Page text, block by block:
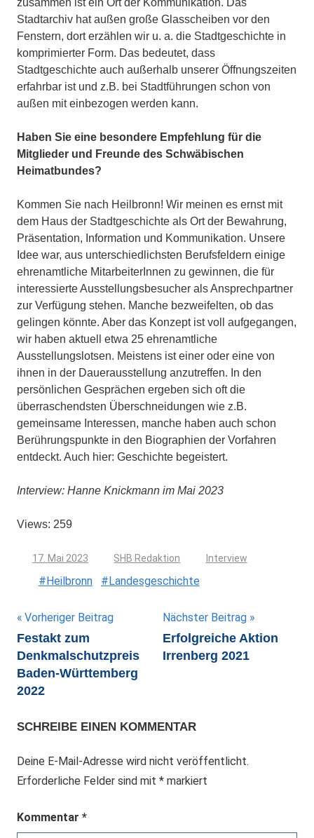
zusammen ist ein Ort der Kommunikation. Das
Stadtarchiv hat außen große Glasscheiben vor den
Fenstern, dort erzählen wir u. a. die Stadtgeschichte in
komprimierter Form. Das bedeutet, dass
Stadtgeschichte auch außerhalb unserer Öffnungszeiten
erfahrbar ist und z.B. bei Stadtführungen schon von
außen mit einbezogen werden kann.
Haben Sie eine besondere Empfehlung für die
Mitglieder und Freunde des Schwäbischen
Heimatbundes?
Kommen Sie nach Heilbronn! Wir meinen es ernst mit
dem Haus der Stadtgeschichte als Ort der Bewahrung,
Präsentation, Information und Kommunikation. Unsere
Idee war, aus unterschiedlichsten Berufsfeldern einige
ehrenamtliche MitarbeiterInnen zu gewinnen, die für
interessierte Ausstellungsbesucher als Ansprechpartner
zur Verfügung stehen. Manche bezweifelten, ob das
gelingen könnte. Aber das Konzept ist voll aufgegangen,
wir haben aktuell etwa 25 ehrenamtliche
Ausstellungslotsen. Meistens ist einer oder eine von
ihnen in der Dauerausstellung anzutreffen. In den
persönlichen Gesprächen ergeben sich oft die
überraschendsten Überschneidungen wie z.B.
gemeinsame Interessen, manche haben auch schon
Berührungspunkte in den Biographien der Vorfahren
entdeckt. Auch hier: Geschichte begeistert.
Interview: Hanne Knickmann im Mai 2023
Views: 259
17. Mai 2023 SHB Redaktion Interview
Heilbronn Landesgeschichte
Beitragsnavigation
Vorheriger Beitrag
Festakt zum
Denkmalschutzpreis
Baden-Württemberg
2022
Nächster Beitrag
Erfolgreiche Aktion
Irrenberg 2021
SCHREIBE EINEN KOMMENTAR
Deine E-Mail-Adresse wird nicht veröffentlicht.
Erforderliche Felder sind mit * markiert
Kommentar *